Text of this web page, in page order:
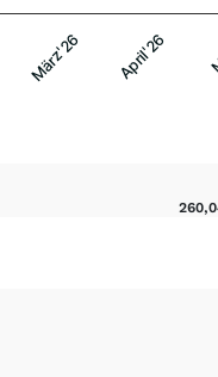
März'26 April'26